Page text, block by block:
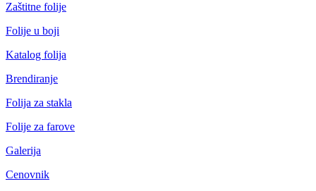
Zaštitne folije
Folije u boji
Katalog folija
Brendiranje
Folija za stakla
Folije za farove
Galerija
Cenovnik